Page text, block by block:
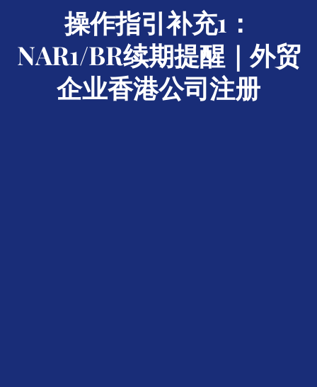
操作指引补充1：
NAR1/BR续期提醒｜外贸
企业香港公司注册